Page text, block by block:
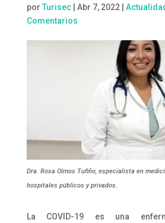
por Turisec| Abr 7, 2022|
Comentarios
Dra. Rosa Olmos Tufiño, especialista en
hospitales públicos y privados.
La COVID-19 es una